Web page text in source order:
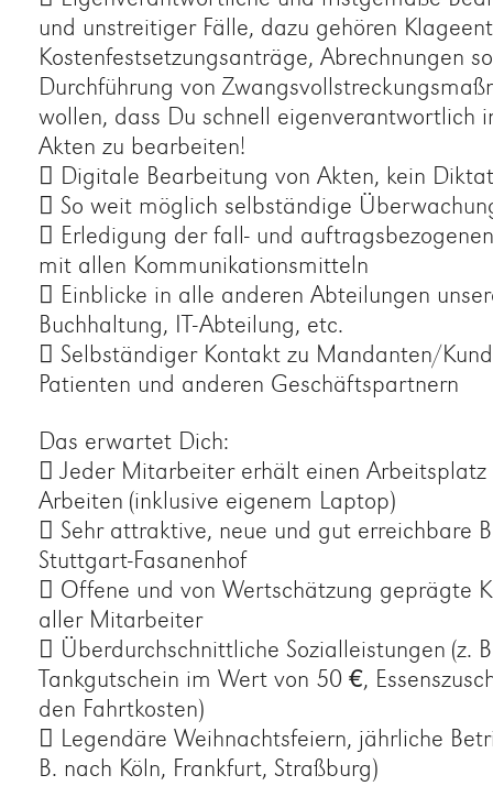
und unstreitiger Fälle, dazu gehören
Kostenfestsetzungsanträge, Abrechnungen
Durchführung von
wollen, dass Du schnell eigenverantwortlich
Akten zu bearbeiten!
 Digitale Bearbeitung von Akten, kein Diktat
 So weit möglich selbständige
 Erledigung der fall- und
mit allen Kommunikationsmitteln
 Einblicke in alle anderen Abteilungen
Buchhaltung, IT-Abteilung, etc.
 Selbständiger Kontakt zu Mandanten/
Patienten und anderen Geschäftspartnern
Das erwartet Dich:
 Jeder Mitarbeiter erhält einen Arbeitsplatz
Arbeiten (inklusive eigenem Laptop)
 Sehr attraktive, neue und gut erreichbare
Stuttgart-Fasanenhof
 Offene und von Wertschätzung geprägte
aller Mitarbeiter
 Überdurchschnittliche Sozialleistungen (z.
Tankgutschein im Wert von 50 €,
den Fahrtkosten)
 Legendäre Weihnachtsfeiern, jährliche
B. nach Köln, Frankfurt, Straßburg)